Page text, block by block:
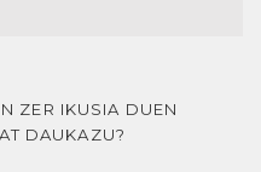
ZER IKUSIA DUEN
DAUKAZU?